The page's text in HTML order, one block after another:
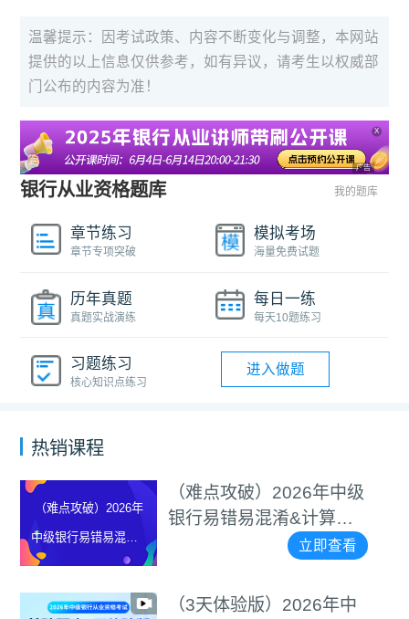
温馨提示：因考试政策、内容不断变化与调整，本网站
提供的以上信息仅供参考，如有异议，请考生以权威部
门公布的内容为准！
X
广告
银行从业资格题库 我的题库
章节练习
章节专项突破
模拟考场
海量免费试题
历年真题
真题实战演练
每日一练
每天10题练习
习题练习
核心知识点练习
进入做题
热销课程
混淆&
突破视
（难点攻破）2026年中级
银行易错易混淆&计算题
等专项突破视频
（3天体验版）2026年中